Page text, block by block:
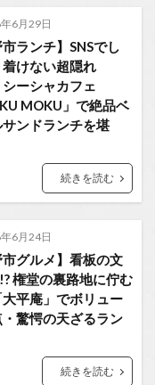
6月29日
市ランチ】SNSでし
けない超隠れ
ーシャカフェ
MOKU」で絶品ベ
ンドランチを堪
続きを読む
6月24日
市グルメ】看板の文
権堂の裏路地に佇む
平庵」でボリュー
驚愕の天ざるラン
続きを読む